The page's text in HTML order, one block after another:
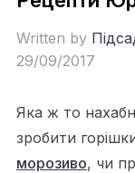
Written by
29/09/2017
Яка ж то
зробити
морозиво, чи